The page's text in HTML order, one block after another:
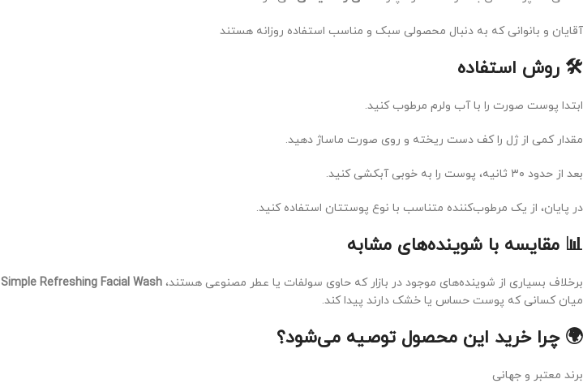
آقایان و بانوانی که به دنبال محصولی سبک و مناسب استفاده روزانه هستند
🛠️ روش استفاده
ابتدا پوست صورت را با آب ولرم مرطوب کنید.
مقدار کمی از ژل را کف دست ریخته و روی صورت ماساژ دهید.
بعد از حدود ۳۰ ثانیه، پوست را به خوبی آبکشی کنید.
در پایان، از یک مرطوب‌کننده متناسب با نوع پوستتان استفاده کنید.
📊 مقایسه با شوینده‌های مشابه
برخلاف بسیاری از شوینده‌های موجود در بازار که حاوی سولفات یا عطر مصنوعی هستند، Simple Refreshing Facial Wash
میان کسانی که پوست حساس یا خشک دارند پیدا کند.
🌍 چرا خرید این محصول توصیه می‌شود؟
برند معتبر و جهانی